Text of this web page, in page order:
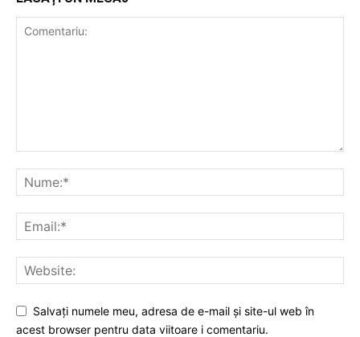
Salvați numele meu, adresa de e-mail și site-ul web în
acest browser pentru data viitoare i comentariu.